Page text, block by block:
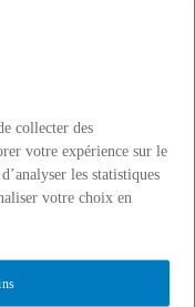
l’OMV
collecter des
votre expérience sur le
les statistiques
votre choix en